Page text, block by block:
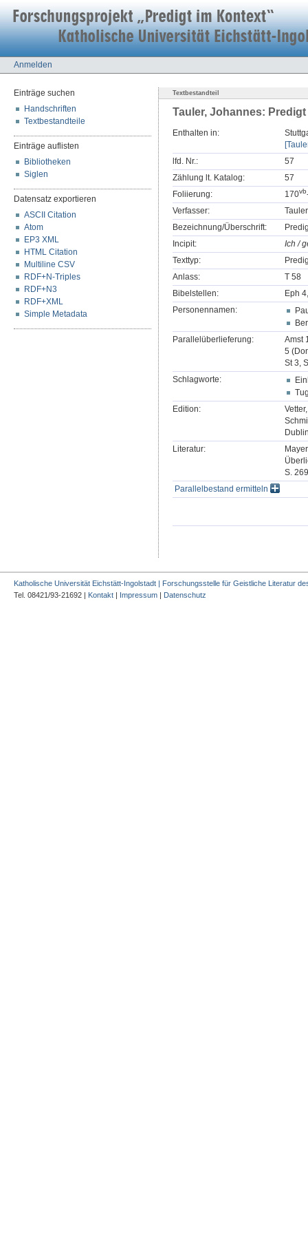
Anmelden
Einträge suchen
Handschriften
Textbestandteile
Einträge auflisten
Bibliotheken
Siglen
Datensatz exportieren
ASCII Citation
Atom
EP3 XML
HTML Citation
Multiline CSV
RDF+N-Triples
RDF+N3
RDF+XML
Simple Metadata
Textbestandteil
Tauler, Johannes: Predigt
Enthalten in:
lfd. Nr.:
57
Zählung lt. Katalog:
57
Foliierung:
170vb
Verfasser:
Bezeichnung/Überschrift:
Incipit:
Ich /
Texttyp:
Anlass:
T 58
Bibelstellen:
Eph
Personennamen:
Parallelüberlieferung:
Amst
5
St 3,
Schlagworte:
Edition:
Literatur:
S.
Parallelbestand ermitteln
Katholische Universität Eichstätt-Ingolstadt | Forschungsstelle für Geistliche Literatur
Tel. 08421/93-21692 | Kontakt | Impressum | Datenschutz